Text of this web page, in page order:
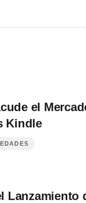
el
Kindle
Lanzamiento